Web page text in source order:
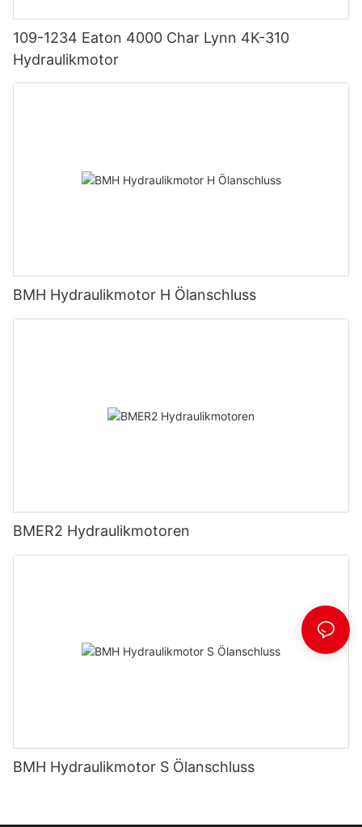
109-1234 Eaton 4000 Char Lynn 4K-310
Hydraulikmotor
BMH Hydraulikmotor H Ölanschluss
BMER2 Hydraulikmotoren
BMH Hydraulikmotor S Ölanschluss